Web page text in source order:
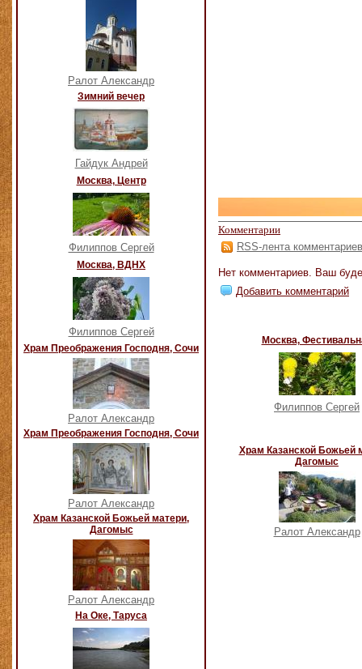
Ралот Александр
Зимний вечер
Гайдук Андрей
Москва, Центр
Филиппов Сергей
Москва, ВДНХ
Филиппов Сергей
Храм Преображения Господня, Сочи
Ралот Александр
Храм Преображения Господня, Сочи
Ралот Александр
Храм Казанской Божьей матери,
Дагомыс
Ралот Александр
На Оке, Таруса
Комментарии
RSS-лента комментариев
Нет комментариев. Ваш
Добавить комментарий
Москва,
Филиппов Сергей
Храм Казанской Божьей
Дагомыс
Ралот Александр